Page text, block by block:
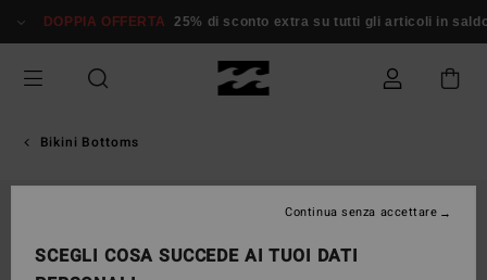
alle
prodotto
DOPPIA OFFERTA 25% di sconto extra su tutti gli articoli in saldo*
Bikini Bottoms
SCEGLI COSA SUCCEDE AI TUOI DATI
Continua senza accettare